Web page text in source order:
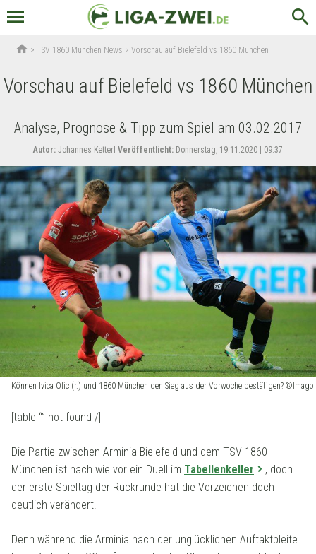
menu search
home > TSV 1860 München News >Vorschau auf Bielefeld vs 1860 München
Vorschau auf Bielefeld vs 1860 München
Analyse, Prognose & Tipp zum Spiel am 03.02.2017
Autor: Johannes Ketterl Veröffentlicht: Donnerstag, 19.11.2020 | 09:37
Können Ivica Olic (r.) und 1860 München den Sieg aus der Vorwoche bestätigen? ©Imago
[table “” not found /]
Die Partie zwischen Arminia Bielefeld und dem TSV 1860
München ist nach wie vor ein Duell im Tabellenkeller
, doch
der erste Spieltag der Rückrunde hat die Vorzeichen doch
deutlich verändert.
Denn während die Arminia nach der unglücklichen Auftaktpleite